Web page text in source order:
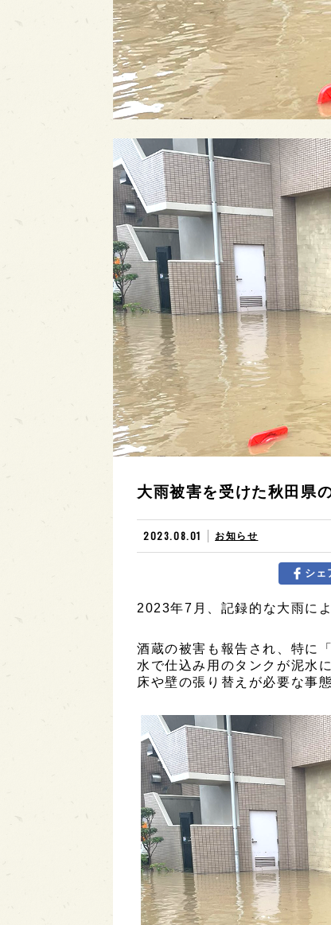
大雨被害を受けた秋田県
2023.08.01 お知らせ
シェ
2023年7月、記録的な大雨に
酒蔵の被害も報告され、特に
水で仕込み用のタンクが泥水
床や壁の張り替えが必要な事